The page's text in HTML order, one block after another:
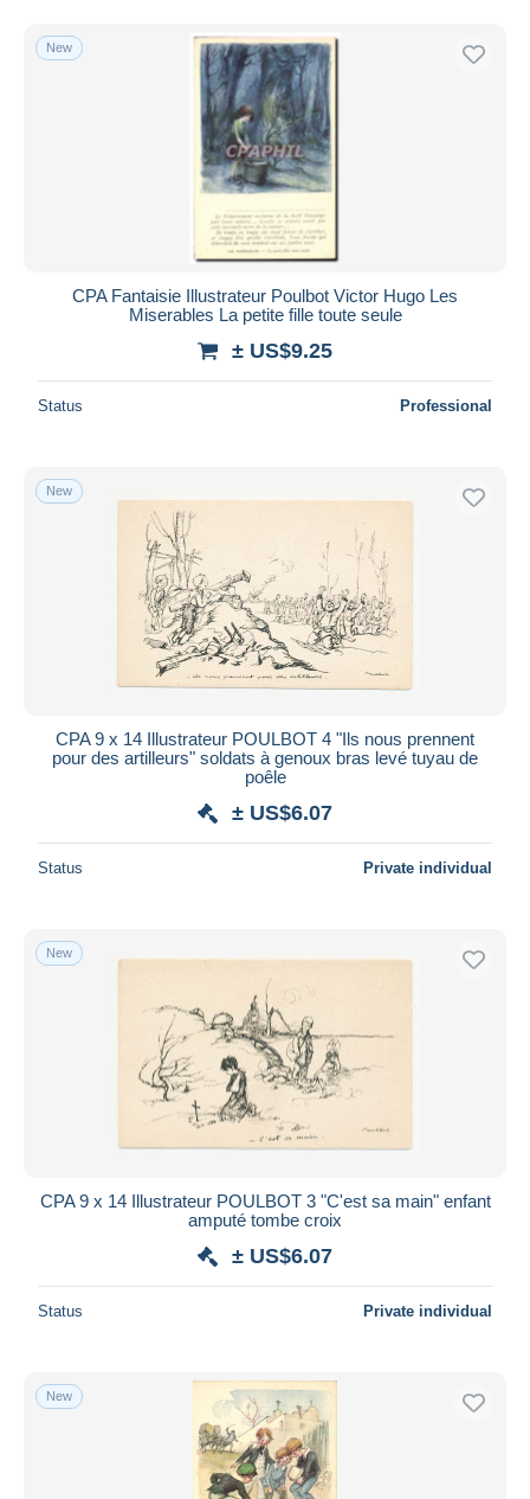
New
CPA Fantaisie Illustrateur Poulbot Victor Hugo Les
Miserables La petite fille toute seule
± US$9.25
Status Professional
New
CPA 9 x 14 Illustrateur POULBOT 4 "Ils nous prennent
pour des artilleurs" soldats à genoux bras levé tuyau de
poêle
± US$6.07
Status Private individual
New
CPA 9 x 14 Illustrateur POULBOT 3 "C'est sa main" enfant
amputé tombe croix
± US$6.07
Status Private individual
New